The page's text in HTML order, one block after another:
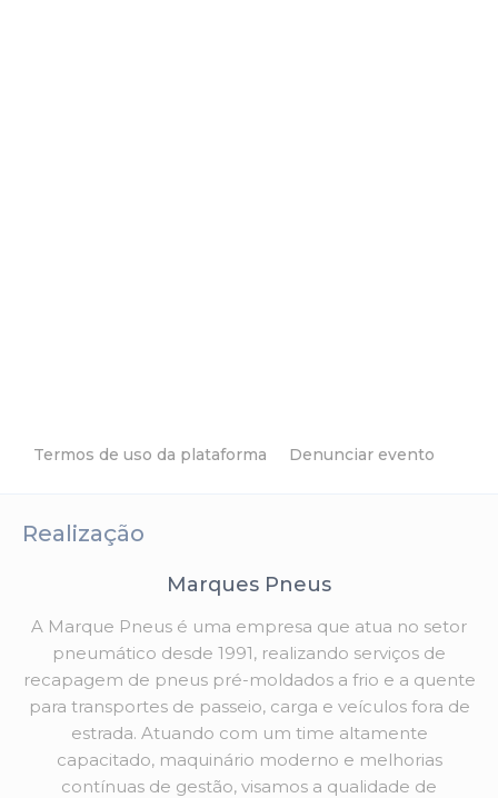
Termos de uso da plataforma Denunciar evento
Realização
Marques Pneus
A Marque Pneus é uma empresa que atua no setor
pneumático desde 1991, realizando serviços de
recapagem de pneus pré-moldados a frio e a quente
para transportes de passeio, carga e veículos fora de
estrada. Atuando com um time altamente
capacitado, maquinário moderno e melhorias
contínuas de gestão, visamos a qualidade de